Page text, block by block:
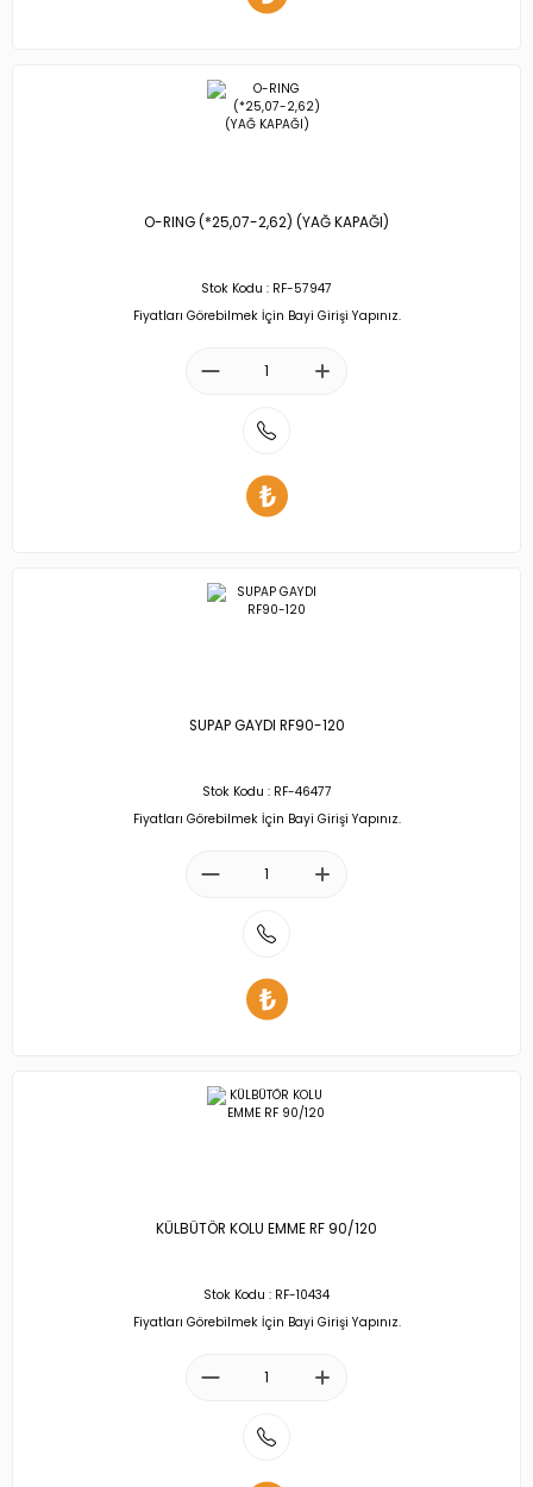
O-RING (*25,07-2,62) (YAĞ KAPAĞI)
Stok Kodu : RF-57947
Fiyatları Görebilmek İçin Bayi Girişi Yapınız.
SUPAP GAYDI RF90-120
Stok Kodu : RF-46477
Fiyatları Görebilmek İçin Bayi Girişi Yapınız.
KÜLBÜTÖR KOLU EMME RF 90/120
Stok Kodu : RF-10434
Fiyatları Görebilmek İçin Bayi Girişi Yapınız.